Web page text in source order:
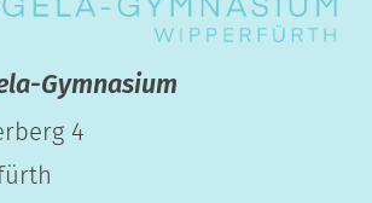
Gymnasium
4